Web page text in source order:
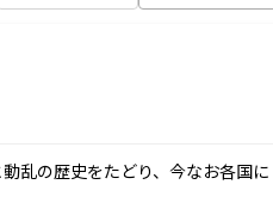
乱の歴史をたどり、今なお各国に